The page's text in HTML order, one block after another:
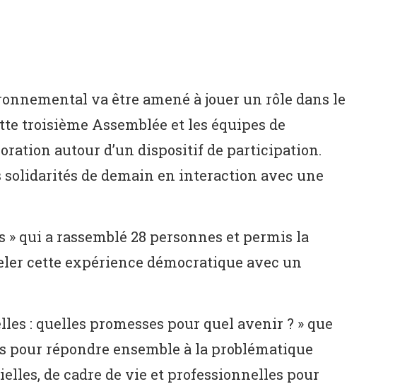
va être amené à jouer un rôle dans le
troisième Assemblée et les équipes de
autour d’un dispositif de participation.
solidarités de demain en interaction avec une
qui a rassemblé 28 personnes et permis la
cette expérience démocratique avec un
: quelles promesses pour quel avenir ? » que
pour répondre ensemble à la problématique
de cadre de vie et professionnelles pour